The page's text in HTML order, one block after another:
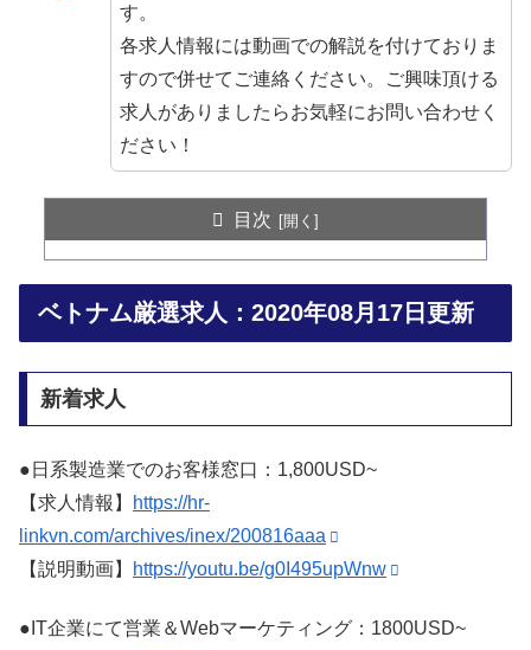
す。
各求人情報には動画での解説を付けておりま
すので併せてご連絡ください。ご興味頂ける
求人がありましたらお気軽にお問い合わせく
ださい！
目次
ベトナム厳選求人：2020年08月17日更新
新着求人
●日系製造業でのお客様窓口：1,800USD~
【求人情報】
https://hr-
linkvn.com/archives/inex/200816aaa
【説明動画】
https://youtu.be/g0I495upWnw
●IT企業にて営業＆Webマーケティング：1800USD~